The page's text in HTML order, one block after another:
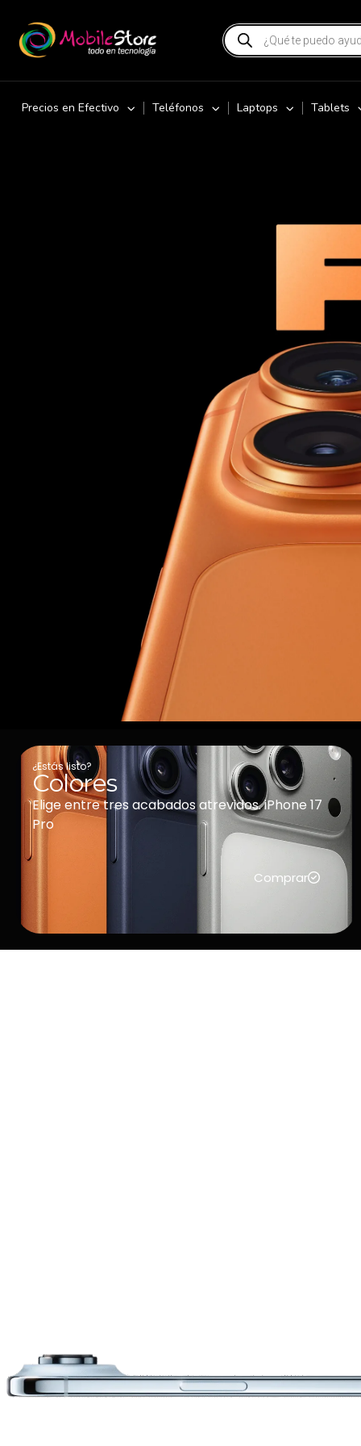
Precios en Efectivo Teléfonos Laptops Tablets
Comprar
¿Estás listo?
Colores
Elige entre tres acabados atrevidos. iPhone 17
Pro
Comprar